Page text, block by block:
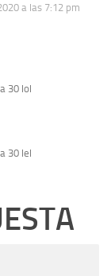
a las 7:12 pm
30 lol
30 lel